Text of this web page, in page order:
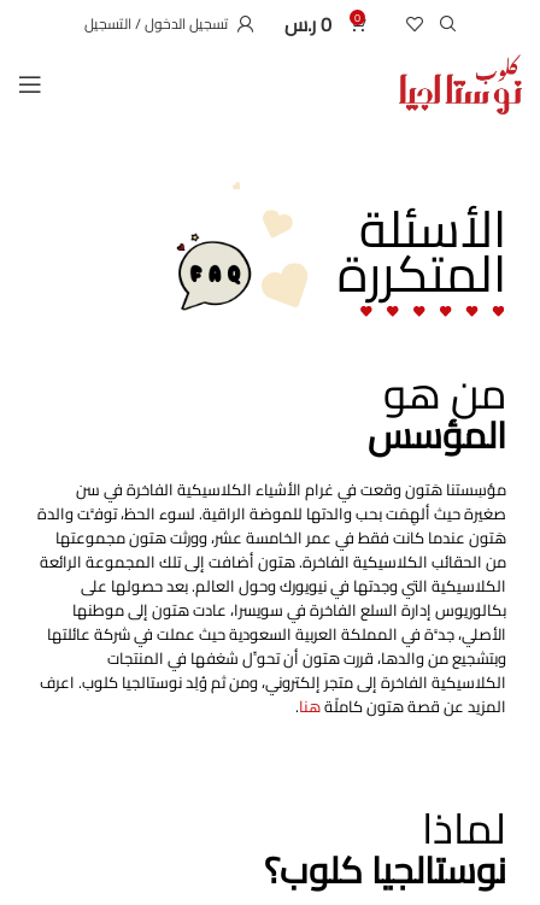
0
0ر.س تسجيل الدخول / التسجيل
الأسئلة
المتكررة
من هو
المؤسس
مؤسِستنا هَتون وقعت في غرام الأشياء الكلاسيكية الفاخرة في سن
صغيرة حيث ألهِمَت بحب والدتها للموضة الراقية. لسوء الحظ، توفَّت والدة
هَتون عندما كانت فقط في عمر الخامسة عشر، وورثت هتون مجموعتها
من الحقائب الكلاسيكية الفاخرة. هتون أضافت إلى تلك المجموعة الرائعة
الكلاسيكية التي وجدتها في نيويورك وحول العالم. بعد حصولها على
بكالوريوس إدارة السلع الفاخرة في سويسرا، عادت هتون إلى موطنها
الأصلي، جدَّة في المملكة العربية السعودية حيث عملت في شركة عائلتها
وبتشجيع من والدها، قررت هتون أن تحوِّل شغفها في المنتجات
الكلاسيكية الفاخرة إلى متجر إلكتروني، ومن ثم وُلِد نوستالجيا كلوب. اعرف
المزيد عن قصة هتون كاملًةهنا.
لماذا
نوستالجيا كلوب؟